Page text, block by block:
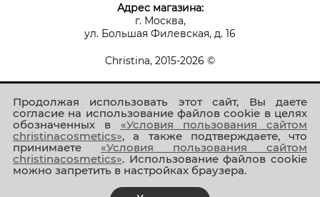
Продолжая использовать этот сайт, Вы даете
согласие на использование файлов cookie в целях
обозначенных в «Условия пользования сайтом
christinacosmetics», а также подтверждаете, что
принимаете «Условия пользования сайтом
christinacosmetics». Использование файлов cookie
можно запретить в настройках браузера.
Адрес магазина:
г. Москва,
ул. Большая Филевская, д. 16
Christina, 2015-2026 ©
Присоединяйтесь к нам!